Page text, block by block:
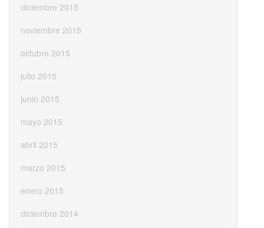
diciembre 2015
noviembre 2015
octubre 2015
julio 2015
junio 2015
mayo 2015
abril 2015
marzo 2015
enero 2015
diciembre 2014